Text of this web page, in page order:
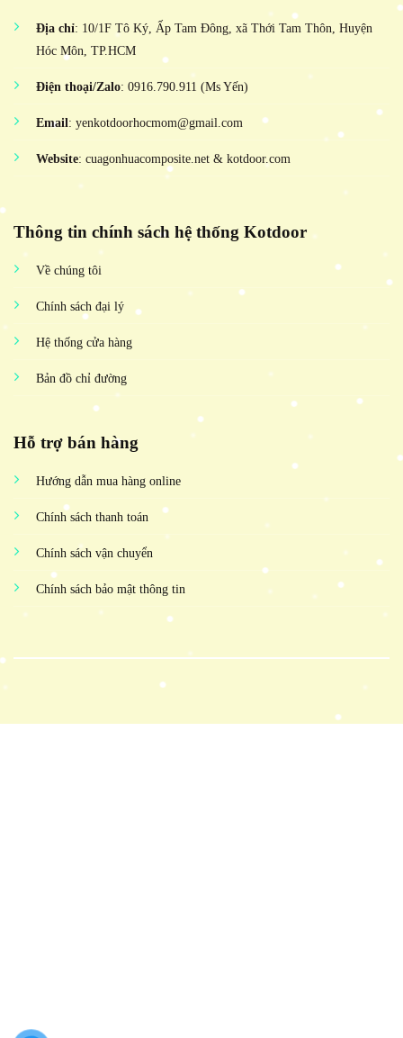
Địa chỉ: 10/1F Tô Ký, Ấp Tam Đông, xã Thới Tam Thôn, Huyện
Hóc Môn, TP.HCM
Điện thoại/Zalo: 0916.790.911 (Ms Yến)
Email: yenkotdoorhocmom@gmail.com
Website: cuagonhuacomposite.net & kotdoor.com
Thông tin chính sách hệ thống Kotdoor
Về chúng tôi
Chính sách đại lý
Hệ thống cửa hàng
Bản đồ chỉ đường
Hỗ trợ bán hàng
Hướng dẫn mua hàng online
Chính sách thanh toán
Chính sách vận chuyển
Chính sách bảo mật thông tin